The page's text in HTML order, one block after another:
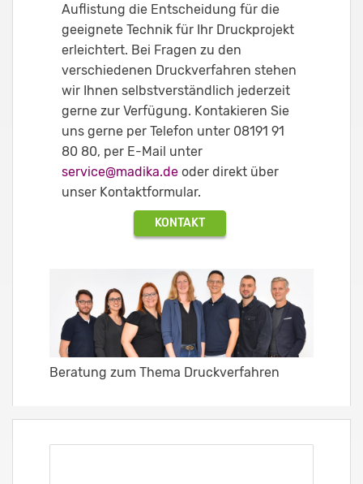
Auflistung die Entscheidung für die
geeignete Technik für Ihr Druckprojekt
erleichtert. Bei Fragen zu den
verschiedenen Druckverfahren stehen
wir Ihnen selbstverständlich jederzeit
gerne zur Verfügung. Kontakieren Sie
uns gerne per Telefon unter 08191 91
80 80, per E-Mail unter
service@madika.de oder direkt über
unser Kontaktformular.
KONTAKT
Beratung zum Thema Druckverfahren